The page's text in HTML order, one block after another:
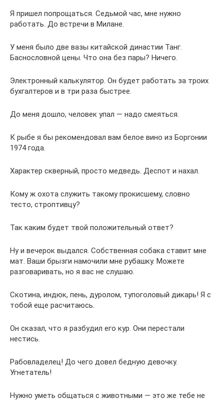
Я пришел попрощаться. Седьмой час, мне нужно
работать. До встречи в Милане.
У меня было две вазы китайской династии Танг.
Баснословной цены. Что она без пары? Ничего.
Электронный калькулятор. Он будет работать за троих
бухгалтеров и в три раза быстрее.
До меня дошло, человек упал — надо смеяться.
К рыбе я бы рекомендовал вам белое вино из Боргонии
1974 года.
Характер скверный, просто медведь. Деспот и нахал.
Кому ж охота служить такому прокисшему, словно
тесто, строптивцу?
Так каким будет твой положительный ответ?
Ну и вечерок выдался. Собственная собака ставит мне
мат. Ваши брызги намочили мне рубашку. Можете
разговаривать, но я вас не слушаю.
Скотина, индюк, пень, дуролом, тупоголовый дикарь! Я с
тобой еще расчитаюсь.
Он сказал, что я разбудил его кур. Они перестали
нестись.
Рабовладелец! До чего довел бедную девочку.
Угнетатель!
Нужно уметь общаться с животными — это же тебе не